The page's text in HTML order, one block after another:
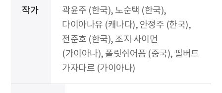
작가
곽윤주 (한국), 노순택 (한국),
다이아나유 (캐나다), 안정주 (한국),
전준호 (한국), 조지 사이먼
(가이아나), 폴릿쉬어폼 (중국), 필버트
가자다르 (가이아나)